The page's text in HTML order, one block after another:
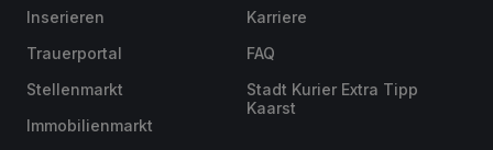
Inserieren
Trauerportal
Stellenmarkt
Immobilienmarkt
Karriere
FAQ
Stadt Kurier Extra Tipp
Kaarst